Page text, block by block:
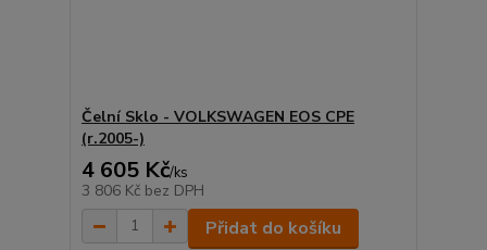
Čelní Sklo - VOLKSWAGEN EOS CPE
(r.2005-)
4 605 Kč/ks
3 806 Kč bez DPH
Přidat do košíku